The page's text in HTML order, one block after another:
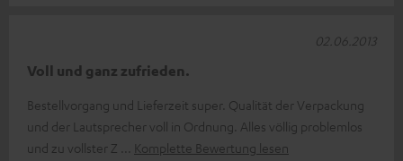
Voll und ganz zufrieden.
Bestellvorgang und Lieferzeit super. Qualität der Verpackung
und der Lautsprecher voll in Ordnung. Alles völlig problemlos
und zu vollster Z
Komplette Bewertung lesen
02.06.2013